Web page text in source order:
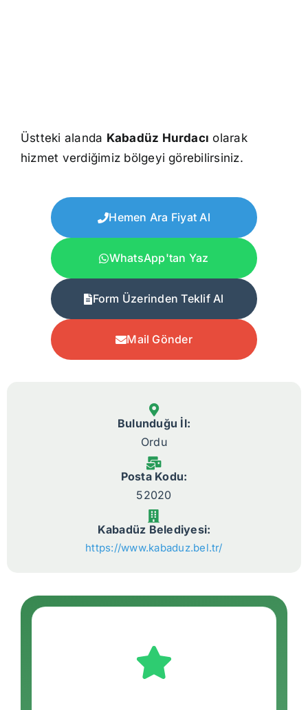
Üstteki alanda Kabadüz Hurdacı olarak
hizmet verdiğimiz bölgeyi görebilirsiniz.
Hemen Ara Fiyat Al
WhatsApp'tan Yaz
Form Üzerinden Teklif Al
Mail Gönder
Bulunduğu İl:
Ordu
Posta Kodu:
52020
Kabadüz Belediyesi:
https://www.kabaduz.bel.tr/